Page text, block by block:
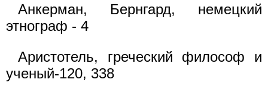
Анкерман, Бернгард, немецкий
этнограф - 4
Аристотель, греческий философ и
ученый-120, 338